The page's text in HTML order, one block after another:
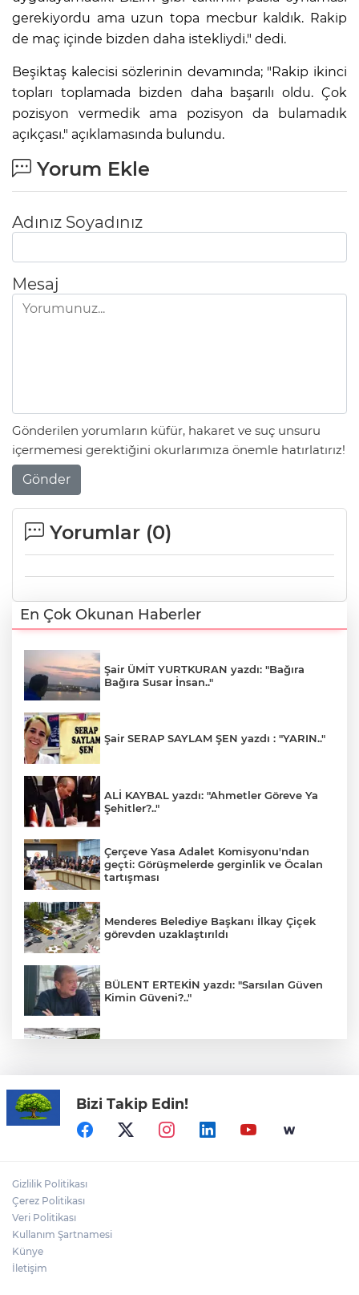
gerekiyordu ama uzun topa mecbur kaldık. Rakip
de maç içinde bizden daha istekliydi." dedi.
Beşiktaş kalecisi sözlerinin devamında; "Rakip ikinci
topları toplamada bizden daha başarılı oldu. Çok
pozisyon vermedik ama pozisyon da bulamadık
açıkçası." açıklamasında bulundu.
Yorum Ekle
Adınız Soyadınız
Mesaj
Gönderilen yorumların küfür, hakaret ve suç unsuru
içermemesi gerektiğini okurlarımıza önemle hatırlatırız!
Gönder
Yorumlar (0)
En Çok Okunan Haberler
Şair ÜMİT YURTKURAN yazdı: "Bağıra
Bağıra Susar İnsan.."
Şair SERAP SAYLAM ŞEN yazdı : "YARIN.."
ALİ KAYBAL yazdı: "Ahmetler Göreve Ya
Şehitler?.."
Çerçeve Yasa Adalet Komisyonu'ndan
geçti: Görüşmelerde gerginlik ve Öcalan
tartışması
Menderes Belediye Başkanı İlkay Çiçek
görevden uzaklaştırıldı
BÜLENT ERTEKİN yazdı: "Sarsılan Güven
Kimin Güveni?.."
TV kanallarında yeni dönem: 16
Ağustos'ta değişiyor
ÖMER EKİNCİ MİCİNGİRT yazdı:
Bizi Takip Edin!
Gizlilik Politikası
Çerez Politikası
Veri Politikası
Kullanım Şartnamesi
Künye
İletişim